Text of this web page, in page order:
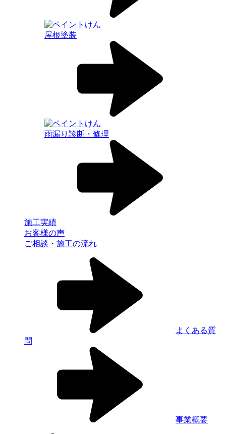
屋根塗装
雨漏り診断・修理
施工実績
お客様の声
ご相談・施工の流れ
よくある質
問
事業概要